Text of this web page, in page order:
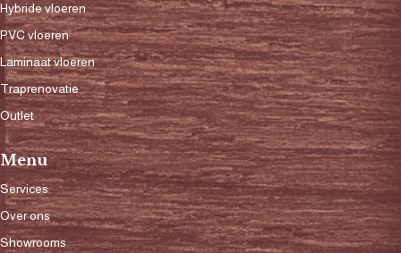
Hybride vloeren
PVC vloeren
Laminaat vloeren
Traprenovatie
Outlet
Menu
Services
Over ons
Showrooms